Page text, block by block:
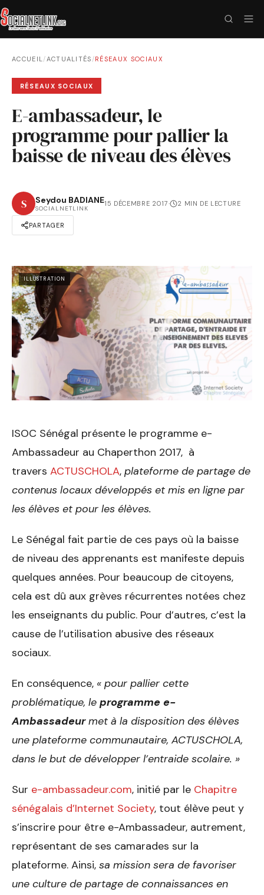
ACCUEIL/ACTUALITÉS /RÉSEAUX SOCIAUX
RÉSEAUX SOCIAUX
E-ambassadeur, le
programme pour pallier la
baisse de niveau des élèves
S Seydou BADIANE
SOCIALNETLINK
15 DÉCEMBRE 2017· 2 MIN DE LECTURE
PARTAGER
ILLUSTRATION
ISOC Sénégal présente le programme e-
Ambassadeur au Chaperthon 2017, à
travers ACTUSCHOLA, plateforme de partage de
contenus locaux développés et mis en ligne par
les élèves et pour les élèves.
Le Sénégal fait partie de ces pays où la baisse
de niveau des apprenants est manifeste depuis
quelques années. Pour beaucoup de citoyens,
cela est dû aux grèves récurrentes notées chez
les enseignants du public. Pour d’autres, c’est la
cause de l’utilisation abusive des réseaux
sociaux.
En conséquence, « pour pallier cette
problématique, le programme e-
Ambassadeurmet à la disposition des élèves
une plateforme communautaire, ACTUSCHOLA,
dans le but de développer l’entraide scolaire. »
Sur e-ambassadeur.com, initié par le Chapitre
sénégalais d’Internet Society, tout élève peut y
s’inscrire pour être e-Ambassadeur, autrement,
représentant de ses camarades sur la
plateforme. Ainsi, sa mission sera de favoriser
une culture de partage de connaissances en